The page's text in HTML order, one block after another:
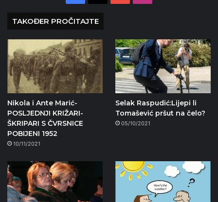
TAKOĐER PROČITAJTE
Nikola i Ante Marić-
POSLJEDNJI KRIŽARI-
ŠKRIPARI S ČVRSNICE
POBIJENI 1952
10/11/2021
Selak Raspudić:Lijepi li
Tomašević pršut na čelo?
05/10/2021